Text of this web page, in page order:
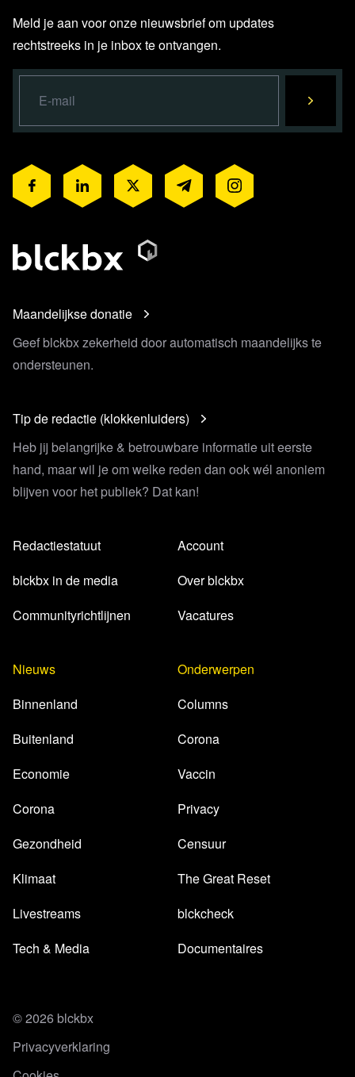
Meld je aan voor onze nieuwsbrief om updates
rechtstreeks in je inbox te ontvangen.
Maandelijkse donatie
Geef blckbx zekerheid door automatisch maandelijks te
ondersteunen.
Tip de redactie (klokkenluiders)
Heb jij belangrijke & betrouwbare informatie uit eerste
hand, maar wil je om welke reden dan ook wél anoniem
blijven voor het publiek? Dat kan!
Redactiestatuut
blckbx in de media
Communityrichtlijnen
Account
Over blckbx
Vacatures
Nieuws
Binnenland
Buitenland
Economie
Corona
Gezondheid
Klimaat
Livestreams
Tech & Media
Onderwerpen
Columns
Corona
Vaccin
Privacy
Censuur
The Great Reset
blckcheck
Documentaires
© 2026 blckbx
Privacyverklaring